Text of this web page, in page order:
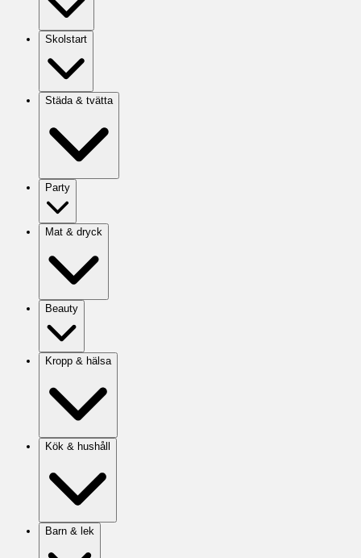
Skolstart
Städa & tvätta
Party
Mat & dryck
Beauty
Kropp & hälsa
Kök & hushåll
Barn & lek